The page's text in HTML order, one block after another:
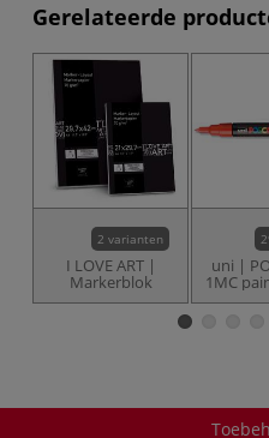
Gerelateerde
2 varianten
I LOVE ART |
Markerblok
uni |
1MC